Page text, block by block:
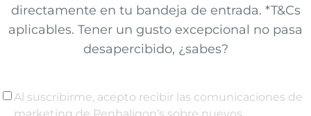
directamente en tu bandeja de entrada. *T&Cs
aplicables. Tener un gusto excepcional no pasa
desapercibido, ¿sabes?
Al suscribirme, acepto recibir las comunicaciones de